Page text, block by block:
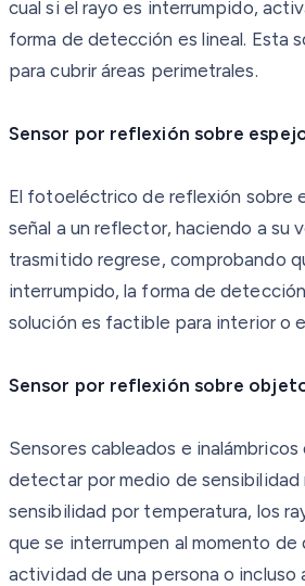
cual si el rayo es interrumpido,
forma de detección es lineal. Esta
para cubrir áreas perimetrales.
Sensor por reflexión sobre
El fotoeléctrico de reflexión sobre
señal a un reflector, haciendo a su
trasmitido regrese, comprobando
interrumpido, la forma de
solución es factible para interior o
Sensor por reflexión sobre
Sensores cableados e
detectar por medio de sensibilidad
sensibilidad por temperatura, los
que se interrumpen al momento de
actividad de una persona o incluso